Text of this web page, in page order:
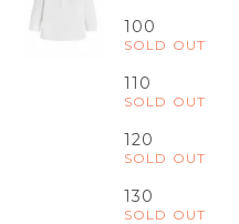
100
SOLD OUT
110
SOLD OUT
120
SOLD OUT
130
SOLD OUT